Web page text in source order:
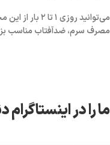
می‌توانید روزی ۱ تا ۲ بار
از این
مصرف سرم، ضدآفتاب مناسب
ما را در اینستاگرام